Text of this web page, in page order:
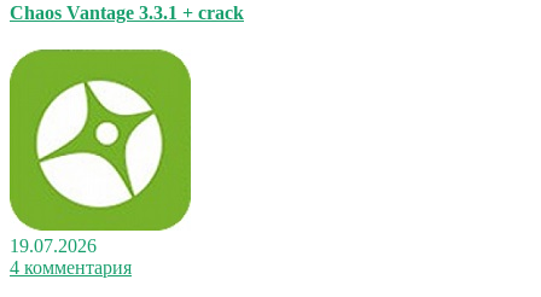
Chaos Vantage 3.3.1 + crack
19.07.2026
4 комментария